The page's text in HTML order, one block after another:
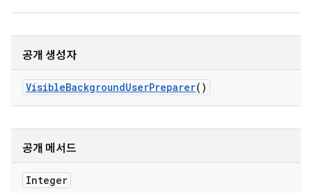
공개 생성자
VisibleBackgroundUserPreparer()
공개 메서드
Integer